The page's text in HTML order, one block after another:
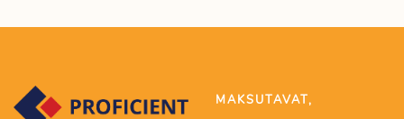
MAKSUTAVAT,